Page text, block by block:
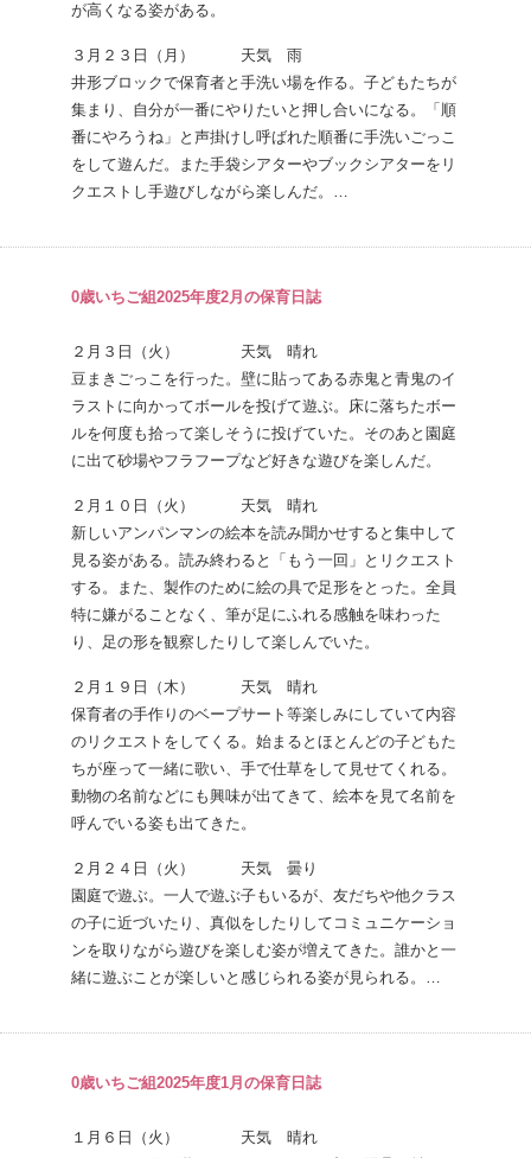
が高くなる姿がある。
３月２３日（月） 天気 雨
井形ブロックで保育者と手洗い場を作る。子どもたちが
集まり、自分が一番にやりたいと押し合いになる。「順
番にやろうね」と声掛けし呼ばれた順番に手洗いごっこ
をして遊んだ。また手袋シアターやブックシアターをリ
クエストし手遊びしながら楽しんだ。…
0歳いちご組2025年度2月の保育日誌
２月３日（火） 天気 晴れ
豆まきごっこを行った。壁に貼ってある赤鬼と青鬼のイ
ラストに向かってボールを投げて遊ぶ。床に落ちたボー
ルを何度も拾って楽しそうに投げていた。そのあと園庭
に出て砂場やフラフープなど好きな遊びを楽しんだ。
２月１０日（火） 天気 晴れ
新しいアンパンマンの絵本を読み聞かせすると集中して
見る姿がある。読み終わると「もう一回」とリクエスト
する。また、製作のために絵の具で足形をとった。全員
特に嫌がることなく、筆が足にふれる感触を味わった
り、足の形を観察したりして楽しんでいた。
２月１９日（木） 天気 晴れ
保育者の手作りのベープサート等楽しみにしていて内容
のリクエストをしてくる。始まるとほとんどの子どもた
ちが座って一緒に歌い、手で仕草をして見せてくれる。
動物の名前などにも興味が出てきて、絵本を見て名前を
呼んでいる姿も出てきた。
２月２４日（火） 天気 曇り
園庭で遊ぶ。一人で遊ぶ子もいるが、友だちや他クラス
の子に近づいたり、真似をしたりしてコミュニケーショ
ンを取りながら遊びを楽しむ姿が増えてきた。誰かと一
緒に遊ぶことが楽しいと感じられる姿が見られる。…
0歳いちご組2025年度1月の保育日誌
１月６日（火） 天気 晴れ